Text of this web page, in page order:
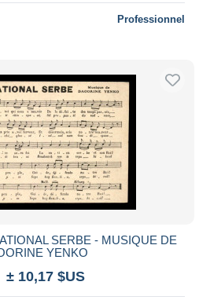
Professionnel
SERBE - MUSIQUE DE
YENKO
± 10,17 $US